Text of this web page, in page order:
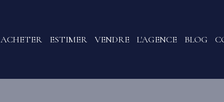
ACHETER ESTIMER VENDRE L'AGENCE BLOG